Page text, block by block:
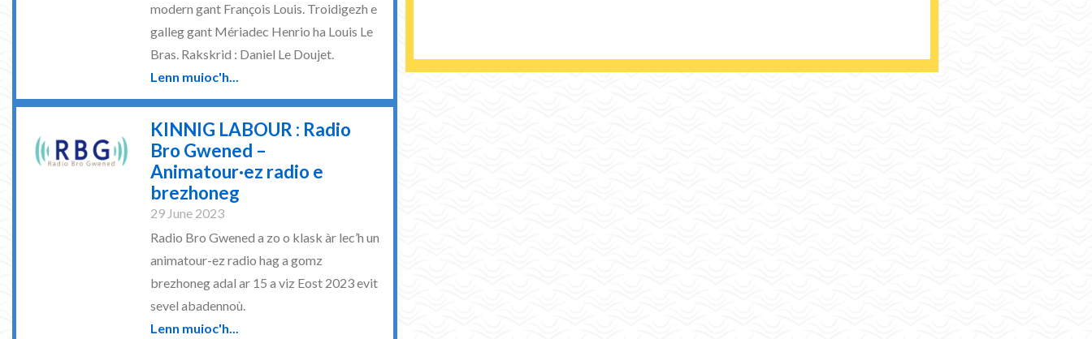
modern gant François Louis. Troidigezh e
galleg gant Mériadec Henrio ha Louis Le
Bras. Rakskrid : Daniel Le Doujet.
Lenn muioc'h...
KINNIG LABOUR : Radio
Bro Gwened –
Animatour·ez radio e
brezhoneg
29 June 2023
Radio Bro Gwened a zo o klask àr lec’h un
animatour-ez radio hag a gomz
brezhoneg adal ar 15 a viz Eost 2023 evit
sevel abadennoù.
Lenn muioc'h...